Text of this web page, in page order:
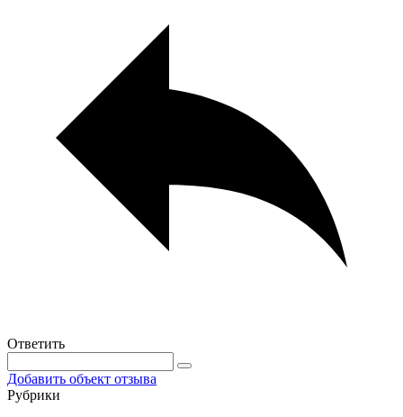
Ответить
Добавить объект отзыва
Рубрики